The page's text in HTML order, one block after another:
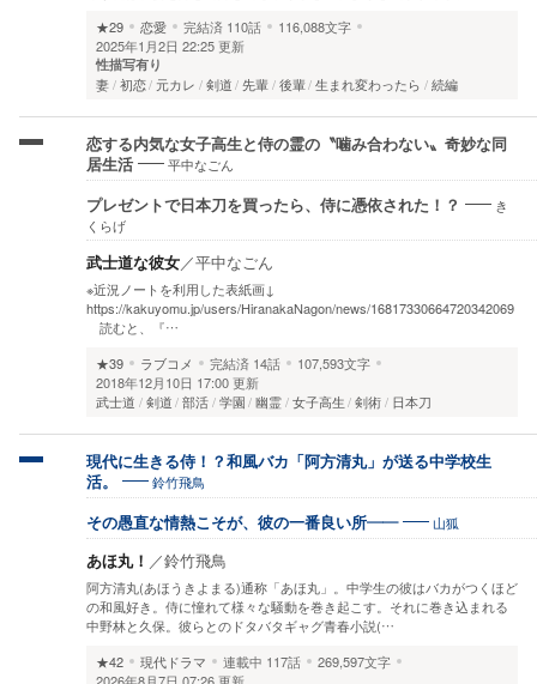
★29
恋愛 完結済 110話
116,088文字
2025年1月2日 22:25 更新
性描写有り
妻 初恋 元カレ 剣道 先輩 後輩 生まれ変わったら 続編
恋する内気な女子高生と侍の霊の〝噛み合わない〟奇妙な同
居生活
平中なごん
プレゼントで日本刀を買ったら、侍に憑依された！？
き
くらげ
武士道な彼女／平中なごん
※近況ノートを利用した表紙画↓
https://kakuyomu.jp/users/HiranakaNagon/news/16817330664720342069
読むと、『…
★39
ラブコメ 完結済 14話
107,593文字
2018年12月10日 17:00 更新
武士道
剣道 部活 学園 幽霊 女子高生 剣術 日本刀
現代に生きる侍！？和風バカ「阿方清丸」が送る中学校生
活。
鈴竹飛鳥
その愚直な情熱こそが、彼の一番良い所―― 山狐
あほ丸！ ／鈴竹飛鳥
阿方清丸(あほうきよまる)通称「あほ丸」。中学生の彼はバカがつくほど
の和風好き。侍に憧れて様々な騒動を巻き起こす。それに巻き込まれる
中野林と久保。彼らとのドタバタギャグ青春小説(…
★42
現代ドラマ 連載中 117話
269,597文字
2026年8月7日 07:26 更新